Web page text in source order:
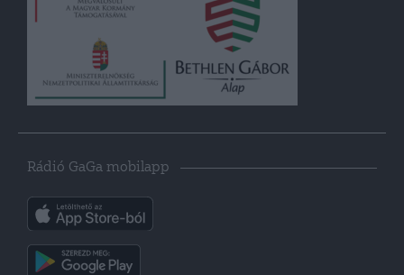
Rádió GaGa mobilapp